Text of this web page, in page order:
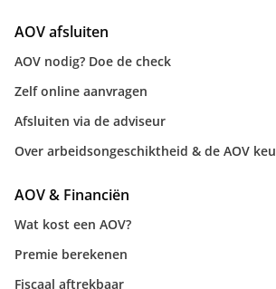
AOV afsluiten
AOV nodig? Doe de check
Zelf online aanvragen
Afsluiten via de adviseur
Over arbeidsongeschiktheid & de AOV
AOV & Financiën
Wat kost een AOV?
Premie berekenen
Fiscaal aftrekbaar